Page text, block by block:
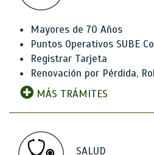
Mayores de 70 Años
Puntos Operativos SUBE
Registrar Tarjeta
Renovación por Pérdida,
MÁS TRÁMITES
SALUD